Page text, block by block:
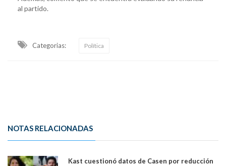
al partido.
Categorias: Política
NOTAS RELACIONADAS
Kast cuestionó datos de Casen por reducción